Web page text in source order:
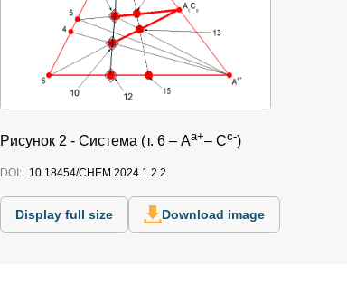
Рисунок 2 - Система (т. 6 – Aa+– Cc-)
DOI: 10.18454/CHEM.2024.1.2.2
Display full size Download image